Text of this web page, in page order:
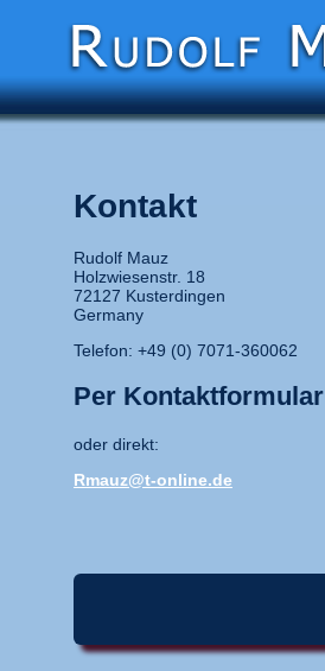
Kontakt
Rudolf Mauz
Holzwiesenstr. 18
72127 Kusterdingen
Germany
Telefon: +49 (0) 7071-360062
Per Kontaktformular
oder direkt:
Rmauz@t-online.de